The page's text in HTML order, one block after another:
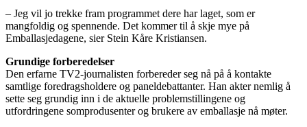
– Jeg vil jo trekke fram programmet dere har laget, som er
mangfoldig og spennende. Det kommer til å skje mye på
Emballasjedagene, sier Stein Kåre Kristiansen.
Grundige forberedelser
Den erfarne TV2-journalisten forbereder seg nå på å kontakte
samtlige foredragsholdere og paneldebattanter. Han akter nemlig å
sette seg grundig inn i de aktuelle problemstillingene og
utfordringene somprodusenter og brukere av emballasje nå møter.